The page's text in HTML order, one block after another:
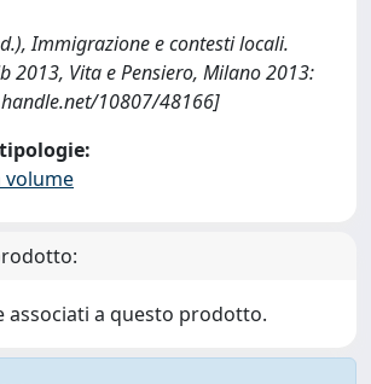
Immigrazione e contesti locali.
2013, Vita e Pensiero, Milano 2013:
10807/48166]
volume
associati a questo prodotto.